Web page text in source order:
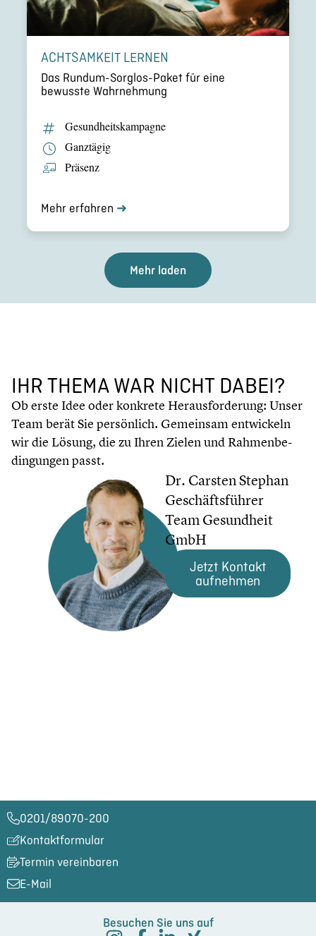
ACHTSAM­KEIT LERNEN
Das Rundum-Sorglos-Paket für eine
bewusste Wahrneh­mung
Gesund­heits­kam­pa­gne
Ganztägig
Präsenz
Mehr erfahren ➜
Mehr laden
IHR THEMA WAR NICHT DABEI?
Ob erste Idee oder konkrete Heraus­for­de­rung: Unser
Team berät Sie persön­lich. Gemeinsam entwi­ckeln
wir die Lösung, die zu Ihren Zielen und Rahmen­be­
din­gun­gen passt.
Dr. Carsten Stephan
Geschäfts­füh­rer
Team Gesund­heit
GmbH
Jetzt Kontakt
aufnehmen
0201/89070-200​
Kontaktformular
Termin vereinbaren
E-Mail
Besuchen Sie uns auf